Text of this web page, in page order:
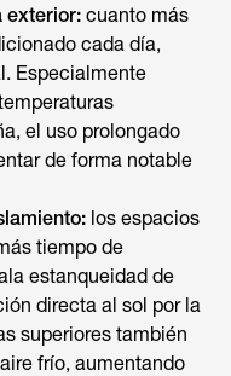
exterior: cuanto más
cada día,
Especialmente
el uso prolongado
de forma notable
los espacios
tiempo de
estanqueidad de
directa al sol por la
superiores también
frío, aumentando